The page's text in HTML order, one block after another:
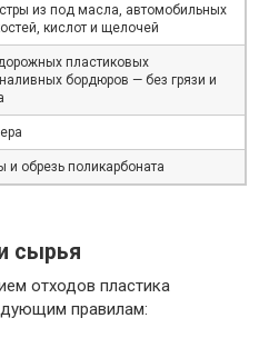
из под масла, автомобильных
кислот и щелочей
пластиковых
бордюров — без грязи и
и обрезь поликарбоната
сырья
отходов пластика
правилам: